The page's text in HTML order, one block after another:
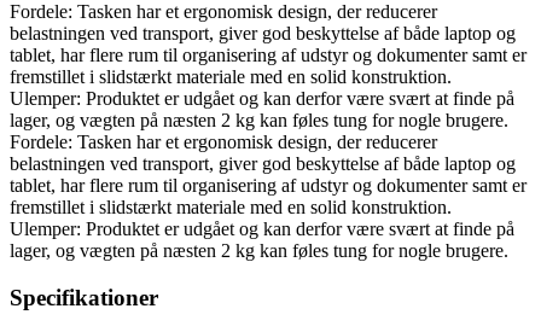
Fordele: Tasken har et ergonomisk design, der reducerer
belastningen ved transport, giver god beskyttelse af både laptop og
tablet, har flere rum til organisering af udstyr og dokumenter samt er
fremstillet i slidstærkt materiale med en solid konstruktion.
Ulemper: Produktet er udgået og kan derfor være svært at finde på
lager, og vægten på næsten 2 kg kan føles tung for nogle brugere.
Fordele: Tasken har et ergonomisk design, der reducerer
belastningen ved transport, giver god beskyttelse af både laptop og
tablet, har flere rum til organisering af udstyr og dokumenter samt er
fremstillet i slidstærkt materiale med en solid konstruktion.
Ulemper: Produktet er udgået og kan derfor være svært at finde på
lager, og vægten på næsten 2 kg kan føles tung for nogle brugere.
Specifikationer